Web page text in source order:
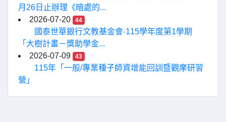
月26日止辦理《暗處的...
2026-07-20
44
國泰世華銀行文教基金會-115學年度第1學期
「大樹計畫－獎助學金...
2026-07-09
43
115年「一般/專業種子師資增能回訓暨觀摩研習
營」